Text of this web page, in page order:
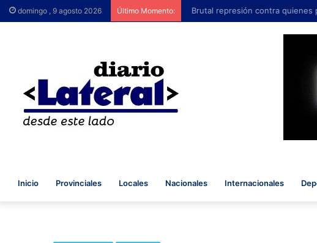
domingo , 9 agosto 2026 Último Momento: Brutal represión contra quienes
Inicio Provinciales Locales Nacionales Internacionales